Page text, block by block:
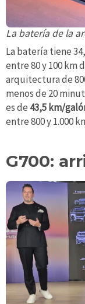
La batería de la
La batería tiene
entre 80 y 100 km
arquitectura de
menos de 20
es de 43,5 km/
entre 800 y 1.000
G700: